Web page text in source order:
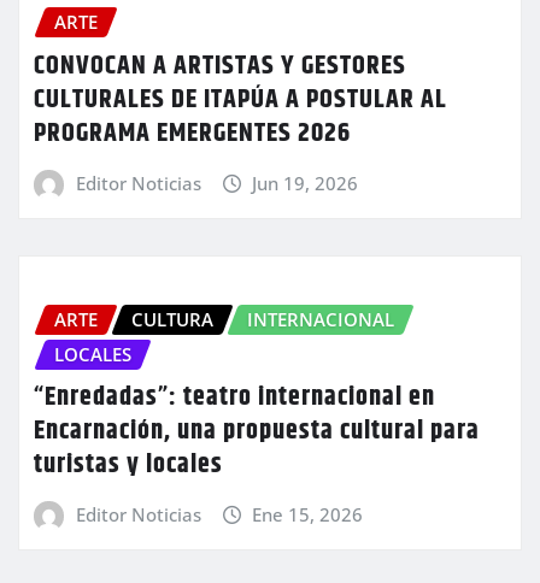
ARTE
CONVOCAN A ARTISTAS Y GESTORES
CULTURALES DE ITAPÚA A POSTULAR AL
PROGRAMA EMERGENTES 2026
Editor Noticias Jun 19, 2026
ARTE CULTURA
INTERNACIONAL
LOCALES
“Enredadas”: teatro internacional en
Encarnación, una propuesta cultural para
turistas y locales
Editor Noticias Ene 15, 2026